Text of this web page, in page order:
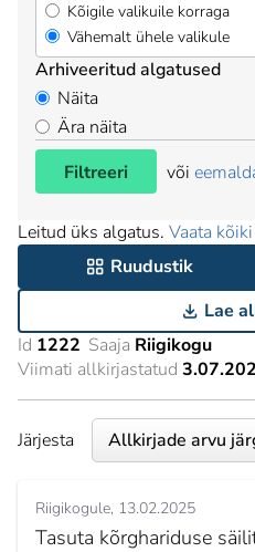
Kõigile valikuile korraga
Vähemalt ühele valikule
Arhiveeritud algatused
Näita
Ära näita
Filtreeri
või
Leitud üks algatus. Vaata
Ruudustik
Lae
Id 1222 Saaja Riigikogu
Viimati allkirjastatud
Järjesta
Riigikogule 13.02.2025
Tasuta kõrghariduse